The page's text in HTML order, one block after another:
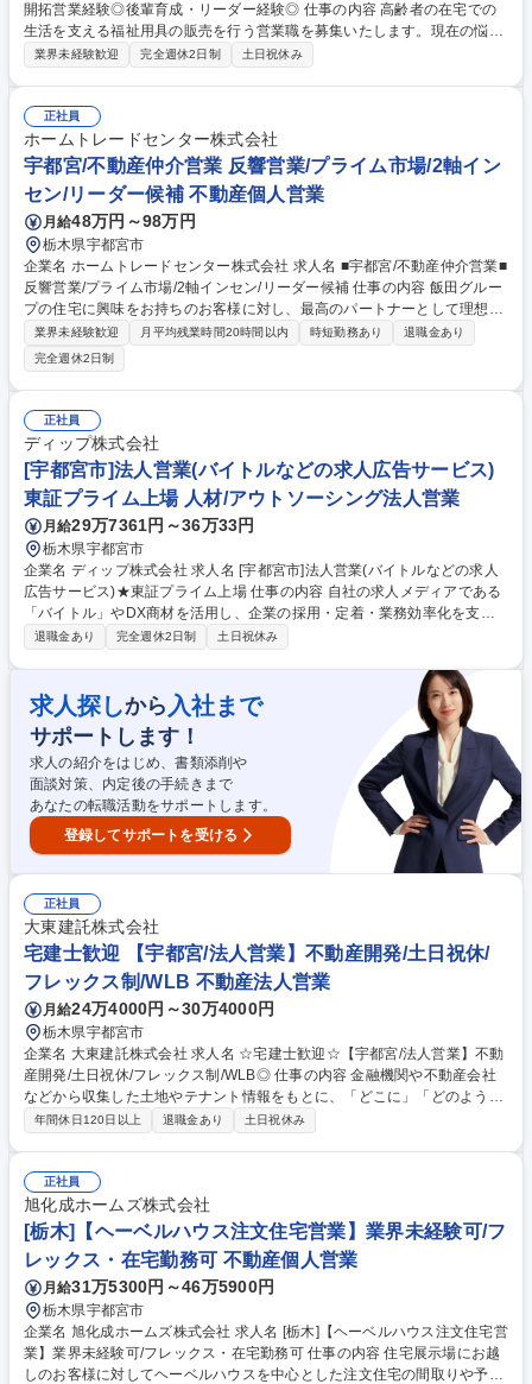
開拓営業経験◎後輩育成・リーダー経験◎ 仕事の内容 高齢者の在宅での
生活を支える福祉用具の販売を行う営業職を募集いたします。現在の悩
み、どんな商品をお求めなのかをヒアリングし、最適な福祉用具のご提案
案、納品まで一貫して支援していきます。入口から出口までの一貫した支
援を大事にしています。 【福祉用具】手すり、介護ベッド、防水シーツ、
クッション、車いす、杖、歩行器等 【エリア】宇都宮エリア中心 ※車で3
0分～1時間程度の移動範囲です。 募集職種 【宇都宮/福祉用具の提案営
業】新開開拓営業経験◎後輩育成・リーダー経験◎
業界未経験歓迎 完全週休2日制 土日祝休み
正社員
ホームトレードセンター株式会社
宇都宮/不動産仲介営業 反響営業/プライム市場/2軸イン
セン/リーダー候補 不動産個人営業
月給48万円～98万円
栃木県宇都宮市
企業名 ホームトレードセンター株式会社 求人名 ■宇都宮/不動産仲介営業■
反響営業/プライム市場/2軸インセン/リーダー候補 仕事の内容 飯田グルー
プの住宅に興味をお持ちのお客様に対し、最高のパートナーとして理想の
住まい探しをサポートしていただきます。個の力と組織の力の両方を高
め、事業成長を牽引する役割です。 【業務の流れ】 ▼お問い合わせ対
応・商談：お客様からのお問い合わせに対応し、物件についての希望をう
かがいます。 ▼物件探し、内覧のご案内：データベースから物件を検索。
社用車を運転し、候補となる物件のご案内を行ないます。 ▼成約・住宅ロ
ーンなどの手続き：物件にご納得いただけたら成約。住宅ローンなど様々
な手続きを行なってください。 募集職種 ■宇都宮/不動産仲介営業■反響営
業/プライム市場/2軸インセン/リーダー候補
業界未経験歓迎 月平均残業時間20時間以内 時短勤務あり
退職金あり
完全週休2日制
正社員
ディップ株式会社
[宇都宮市]法人営業(バイトルなどの求人広告サービス)
東証プライム上場 人材/アウトソーシング法人営業
月給29万7361円～36万33円
栃木県宇都宮市
企業名 ディップ株式会社 求人名 [宇都宮市]法人営業(バイトルなどの求人
広告サービス)★東証プライム上場 仕事の内容 自社の求人メディアである
「バイトル」やDX商材を活用し、企業の採用・定着・業務効率化を支援
いただきます！新規開拓、求人原稿作成、掲載後の求人の効果検証まで一
じ採用課題を抱える企業へアプローチ。 ■商談・提案：企業の根本課題を
深掘りし、求人広告や面接自動化等のDXツールを組み合わせて提案。 ■制
作・運用：取材で魅力を見言語化し原稿を作成。掲載後もデータ分析を行
い改善を提案。 ■配属可能性：新サービス特化の「スポットバイトル」
や、銀行と連携し販促を行う「ゼロプロジェクト」等の専門部署への配属
もあります。 募集職種 [宇都宮市]法人営業(バイトルなどの求人広告サー
ビス)★東証プライム上場
退職金あり 完全週休2日制 土日祝休み
求人探しから 入社まで
サポートします！
求人の紹介をはじめ、書類添削や
面談対策、内定後の手続きまで
あなたの転職活動をサポートします。
登録してサポートを受ける
正社員
大東建託株式会社
宅建士歓迎 【宇都宮/法人営業】不動産開発/土日祝休/
フレックス制/WLB 不動産法人営業
月給24万4000円～30万4000円
栃木県宇都宮市
企業名 大東建託株式会社 求人名 ☆宅建士歓迎☆【宇都宮/法人営業】不動
産開発/土日祝休/フレックス制/WLB◎ 仕事の内容 金融機関や不動産会社
などから収集した土地やテナント情報をもとに、「どこに」「どのよう
な」開発をすることが、その街や人にとってベストなのかを企画し提案を
土地情報やテナント情報を収集 【2】プランニング…「どこに」「どのよ
うな」開発をすることが、その街や人にとってベストなのか、多くの選択
肢から最適な活用方法を企画 【3】提案…概要書とプランを作成し、上司
とともに法人のお客様へ提案 募集職種 ☆宅建士歓迎☆【宇都宮/法人営
業】不動産開発/土日祝休/フレックス制/WLB◎
年間休日120日以上 退職金あり 土日祝休み
正社員
旭化成ホームズ株式会社
[栃木]【ヘーベルハウス注文住宅営業】業界未経験可/フ
レックス・在宅勤務可 不動産個人営業
月給31万5300円～46万5900円
栃木県宇都宮市
企業名 旭化成ホームズ株式会社 求人名 [栃木]【ヘーベルハウス注文住宅営
業】業界未経験可/フレックス・在宅勤務可 仕事の内容 住宅展示場にお越
しのお客様に対してヘーベルハウスを中心とした注文住宅の間取りや予算